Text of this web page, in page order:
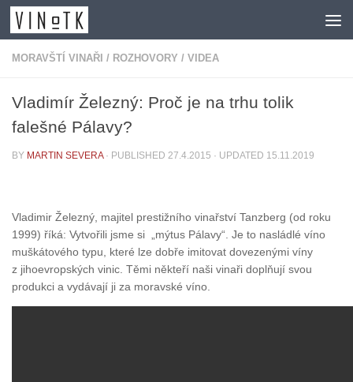
Skip to content
MORAVŠTÍ VINAŘI / ROZHOVORY / VIDEA
Vladimír Železný: Proč je na trhu tolik
falešné Pálavy?
BY MARTIN SEVERA · PUBLISHED 27.4.2015 · UPDATED 15.11.2019
Vladimir Železný, majitel prestižního vinařství Tanzberg (od roku
1999) říká: Vytvořili jsme si „mýtus Pálavy“. Je to nasládlé víno
muškátového typu, které lze dobře imitovat dovezenými víny
z jihoevropských vinic. Těmi někteří naši vinaři doplňují svou
produkci a vydávají ji za moravské víno.